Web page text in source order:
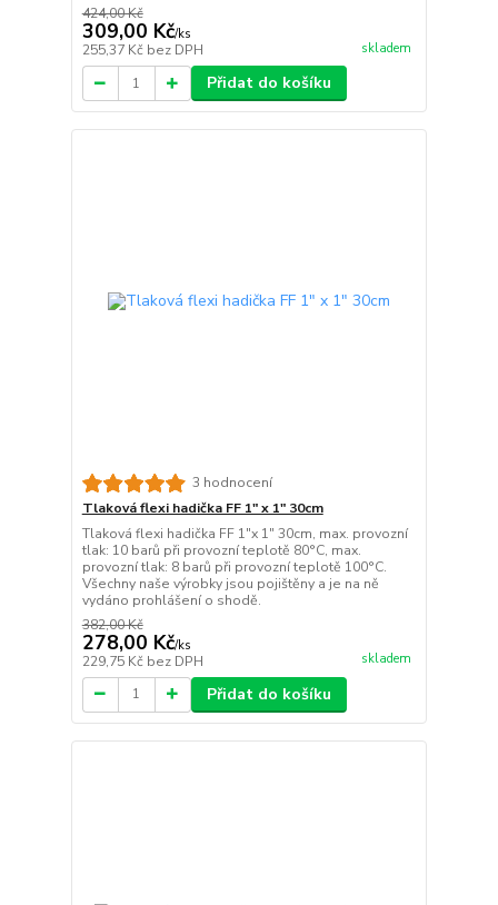
424,00 Kč
309,00 Kč/ks
255,37 Kč bez DPH skladem
Přidat do košíku
3 hodnocení
Tlaková flexi hadička FF 1" x 1" 30cm
Tlaková flexi hadička FF 1"x 1" 30cm, max. provozní
tlak: 10 barů při provozní teplotě 80°C, max.
provozní tlak: 8 barů při provozní teplotě 100°C.
Všechny naše výrobky jsou pojištěny a je na ně
vydáno prohlášení o shodě.
382,00 Kč
278,00 Kč/ks
229,75 Kč bez DPH skladem
Přidat do košíku